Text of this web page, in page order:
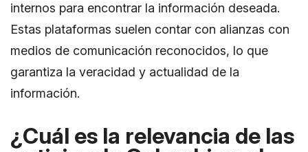
internos para encontrar la información deseada.
Estas plataformas suelen contar con alianzas con
medios de comunicación reconocidos, lo que
garantiza la veracidad y actualidad de la
información.
¿Cuál es la relevancia de las